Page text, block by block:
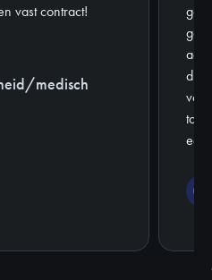
medisch
vast contract!
een